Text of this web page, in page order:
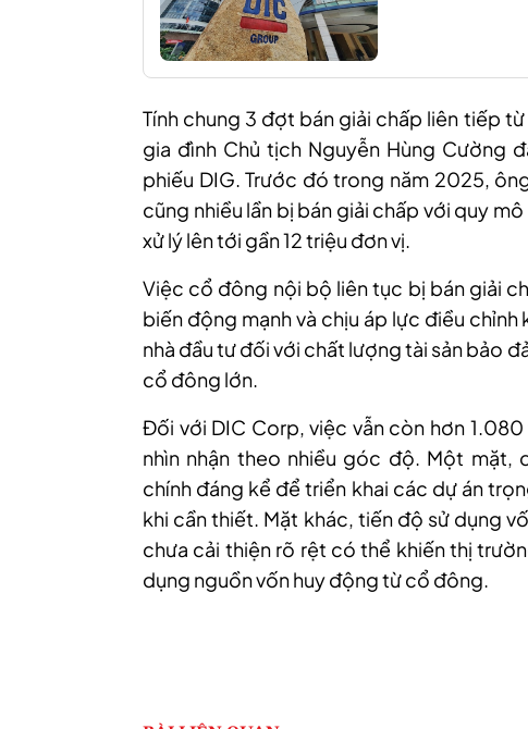
Tính chung 3 đợt bán giải chấp liên tiếp
gia đình Chủ tịch Nguyễn Hùng Cường
phiếu DIG. Trước đó trong năm 2025,
cũng nhiều lần bị bán giải chấp với quy
xử lý lên tới gần 12 triệu đơn vị.
Việc cổ đông nội bộ liên tục bị bán giải
biến động mạnh và chịu áp lực điều
nhà đầu tư đối với chất lượng tài sản bảo
cổ đông lớn.
Đối với DIC Corp, việc vẫn còn hơn
nhìn nhận theo nhiều góc độ. Một mặt,
chính đáng kể để triển khai các dự án
khi cần thiết. Mặt khác, tiến độ sử dụng
chưa cải thiện rõ rệt có thể khiến thị
dụng nguồn vốn huy động từ cổ đông.